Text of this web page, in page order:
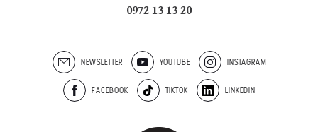
0972 13 13 20
NEWSLETTER YOUTUBE INSTAGRAM
FACEBOOK TIKTOK LINKEDIN